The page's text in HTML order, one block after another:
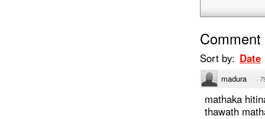
Comment
Sort by: Date
madura ·
mathaka
thawath